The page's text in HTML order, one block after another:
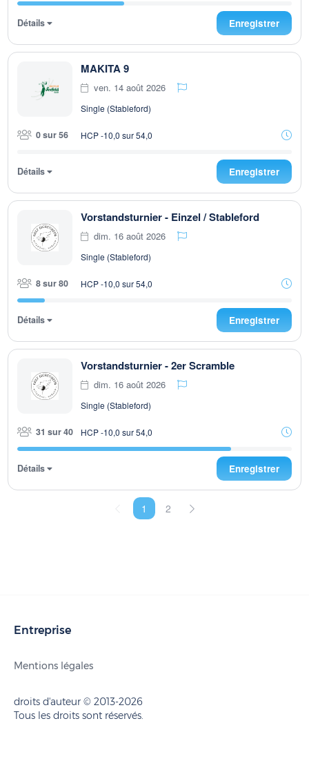
Détails Enregistrer
MAKITA 9
ven. 14 août 2026
Single (Stableford)
0 sur 56 HCP -10,0 sur 54,0
Détails Enregistrer
Vorstandsturnier - Einzel / Stableford
dim. 16 août 2026
Single (Stableford)
8 sur 80 HCP -10,0 sur 54,0
Détails Enregistrer
Vorstandsturnier - 2er Scramble
dim. 16 août 2026
Single (Stableford)
31 sur 40 HCP -10,0 sur 54,0
Détails Enregistrer
1 2
Entreprise
Mentions légales
droits d'auteur © 2013-2026
Tous les droits sont réservés.